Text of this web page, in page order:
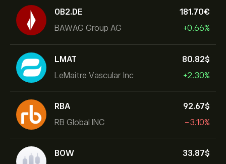
0B2.DE
BAWAG Group AG
181.70‎€‎
+0.66%
LMAT
LeMaitre Vascular Inc
80.82‎$‎
+2.30%
RBA
RB Global INC
92.67‎$‎
-3.10%
BOW
33.87‎$‎